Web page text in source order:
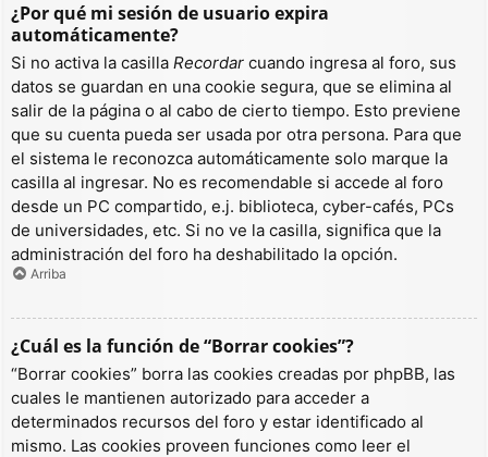
¿Por qué mi sesión de usuario expira
automáticamente?
Si no activa la casilla Recordar cuando ingresa al foro, sus
datos se guardan en una cookie segura, que se elimina al
salir de la página o al cabo de cierto tiempo. Esto previene
que su cuenta pueda ser usada por otra persona. Para que
el sistema le reconozca automáticamente solo marque la
casilla al ingresar. No es recomendable si accede al foro
desde un PC compartido, e.j. biblioteca, cyber-cafés, PCs
de universidades, etc. Si no ve la casilla, significa que la
administración del foro ha deshabilitado la opción.
Arriba
¿Cuál es la función de “Borrar cookies”?
“Borrar cookies” borra las cookies creadas por phpBB, las
cuales le mantienen autorizado para acceder a
determinados recursos del foro y estar identificado al
mismo. Las cookies proveen funciones como leer el